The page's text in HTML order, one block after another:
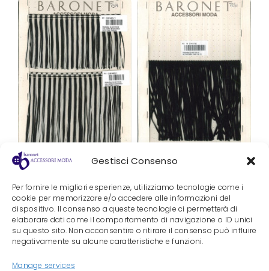
Gestisci Consenso
Per fornire le migliori esperienze, utilizziamo tecnologie come i
cookie per memorizzare e/o accedere alle informazioni del
dispositivo. Il consenso a queste tecnologie ci permetterà di
elaborare dati come il comportamento di navigazione o ID unici
su questo sito. Non acconsentire o ritirare il consenso può influire
negativamente su alcune caratteristiche e funzioni.
Manage services